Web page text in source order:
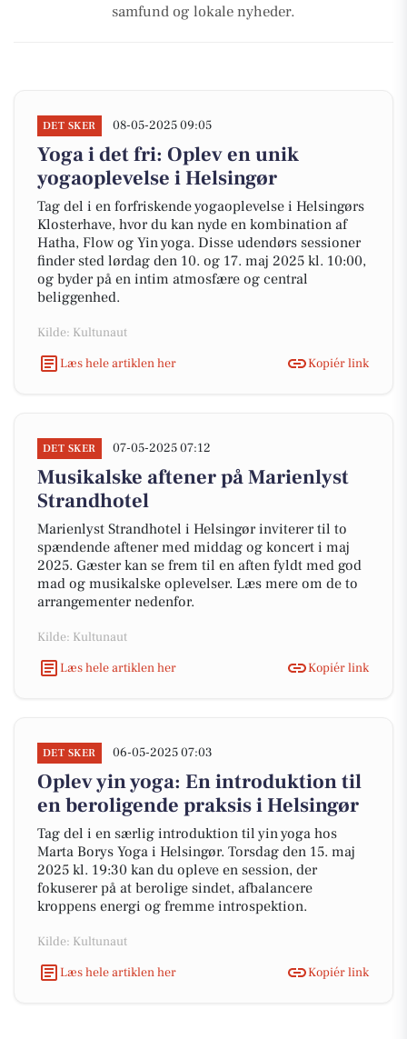
samfund og lokale nyheder.
DET SKER 08-05-2025 09:05
Yoga i det fri: Oplev en unik
yogaoplevelse i Helsingør
Tag del i en forfriskende yogaoplevelse i Helsingørs
Klosterhave, hvor du kan nyde en kombination af
Hatha, Flow og Yin yoga. Disse udendørs sessioner
finder sted lørdag den 10. og 17. maj 2025 kl. 10:00,
og byder på en intim atmosfære og central
beliggenhed.
Kilde: Kultunaut
Læs hele artiklen her
Kopiér link
DET SKER 07-05-2025 07:12
Musikalske aftener på Marienlyst
Strandhotel
Marienlyst Strandhotel i Helsingør inviterer til to
spændende aftener med middag og koncert i maj
2025. Gæster kan se frem til en aften fyldt med god
mad og musikalske oplevelser. Læs mere om de to
arrangementer nedenfor.
Kilde: Kultunaut
Læs hele artiklen her
Kopiér link
DET SKER 06-05-2025 07:03
Oplev yin yoga: En introduktion til
en beroligende praksis i Helsingør
Tag del i en særlig introduktion til yin yoga hos
Marta Borys Yoga i Helsingør. Torsdag den 15. maj
2025 kl. 19:30 kan du opleve en session, der
fokuserer på at berolige sindet, afbalancere
kroppens energi og fremme introspektion.
Kilde: Kultunaut
Læs hele artiklen her
Kopiér link